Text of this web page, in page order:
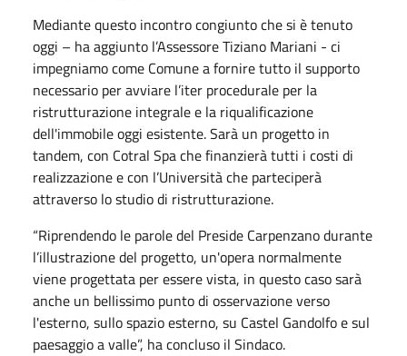
Mediante questo incontro congiunto che si è tenuto
oggi – ha aggiunto l’Assessore Tiziano Mariani - ci
impegniamo come Comune a fornire tutto il supporto
necessario per avviare l’iter procedurale per la
ristrutturazione integrale e la riqualificazione
dell'immobile oggi esistente. Sarà un progetto in
tandem, con Cotral Spa che finanzierà tutti i costi di
realizzazione e con l’Università che parteciperà
attraverso lo studio di ristrutturazione.
“Riprendendo le parole del Preside Carpenzano durante
l’illustrazione del progetto, un'opera normalmente
viene progettata per essere vista, in questo caso sarà
anche un bellissimo punto di osservazione verso
l'esterno, sullo spazio esterno, su Castel Gandolfo e sul
paesaggio a valle”, ha concluso il Sindaco.